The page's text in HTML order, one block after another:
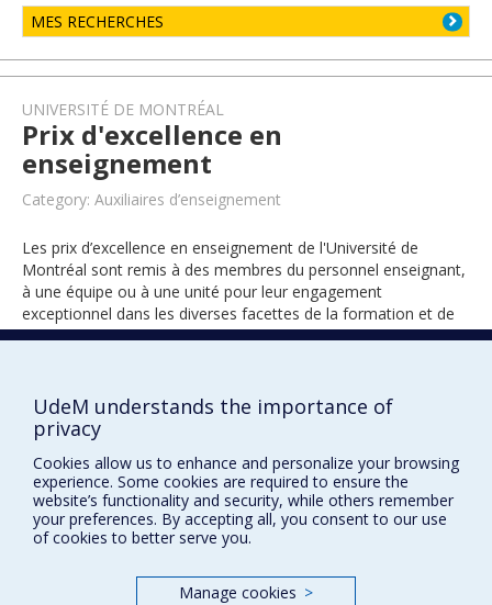
MES RECHERCHES
UNIVERSITÉ DE MONTRÉAL
Prix d'excellence en
enseignement
Category: Auxiliaires d’enseignement
Les prix d’excellence en enseignement de l'Université de
Montréal sont remis à des membres du personnel enseignant,
à une équipe ou à une unité pour leur engagement
exceptionnel dans les diverses facettes de la formation et de
l’encadrement des étudiants.
UdeM understands the importance of
privacy
Cookies allow us to enhance and personalize your browsing
experience. Some cookies are required to ensure the
website’s functionality and security, while others remember
your preferences. By accepting all, you consent to our use
of cookies to better serve you.
Manage cookies >